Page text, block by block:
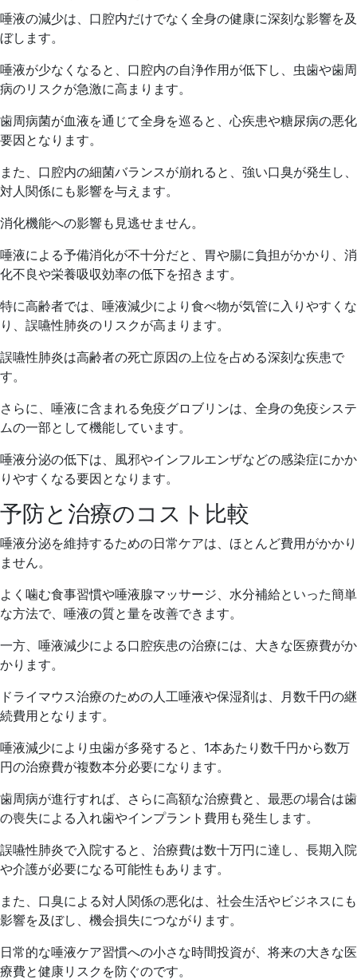
唾液の減少は、口腔内だけでなく全身の健康に深刻な影響を及
ぼします。
唾液が少なくなると、口腔内の自浄作用が低下し、虫歯や歯周
病のリスクが急激に高まります。
歯周病菌が血液を通じて全身を巡ると、心疾患や糖尿病の悪化
要因となります。
また、口腔内の細菌バランスが崩れると、強い口臭が発生し、
対人関係にも影響を与えます。
消化機能への影響も見逃せません。
唾液による予備消化が不十分だと、胃や腸に負担がかかり、消
化不良や栄養吸収効率の低下を招きます。
特に高齢者では、唾液減少により食べ物が気管に入りやすくな
り、誤嚥性肺炎のリスクが高まります。
誤嚥性肺炎は高齢者の死亡原因の上位を占める深刻な疾患で
す。
さらに、唾液に含まれる免疫グロブリンは、全身の免疫システ
ムの一部として機能しています。
唾液分泌の低下は、風邪やインフルエンザなどの感染症にかか
りやすくなる要因となります。
予防と治療のコスト比較
唾液分泌を維持するための日常ケアは、ほとんど費用がかかり
ません。
よく噛む食事習慣や唾液腺マッサージ、水分補給といった簡単
な方法で、唾液の質と量を改善できます。
一方、唾液減少による口腔疾患の治療には、大きな医療費がか
かります。
ドライマウス治療のための人工唾液や保湿剤は、月数千円の継
続費用となります。
唾液減少により虫歯が多発すると、1本あたり数千円から数万
円の治療費が複数本分必要になります。
歯周病が進行すれば、さらに高額な治療費と、最悪の場合は歯
の喪失による入れ歯やインプラント費用も発生します。
誤嚥性肺炎で入院すると、治療費は数十万円に達し、長期入院
や介護が必要になる可能性もあります。
また、口臭による対人関係の悪化は、社会生活やビジネスにも
影響を及ぼし、機会損失につながります。
日常的な唾液ケア習慣への小さな時間投資が、将来の大きな医
療費と健康リスクを防ぐのです。